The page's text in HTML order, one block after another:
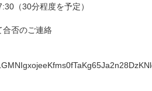
（30分程度を予定）
合否のご連絡